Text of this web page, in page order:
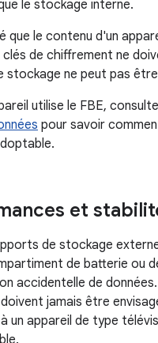
le stockage interne.
que le contenu d'un
de chiffrement ne
stockage ne peut pas
utilise le FBE,
pour savoir
et
de stockage
de batterie ou
accidentelle de
jamais être
un appareil de type